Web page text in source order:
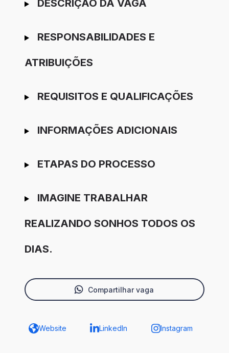
DESCRIÇÃO DA VAGA
RESPONSABILIDADES E
ATRIBUIÇÕES
REQUISITOS E QUALIFICAÇÕES
INFORMAÇÕES ADICIONAIS
ETAPAS DO PROCESSO
IMAGINE TRABALHAR
REALIZANDO SONHOS TODOS OS
DIAS.
Compartilhar vaga
Website LinkedIn Instagram